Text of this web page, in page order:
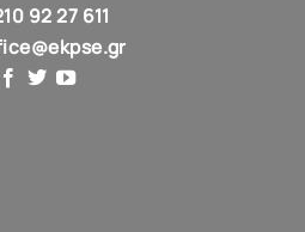
92 27 611